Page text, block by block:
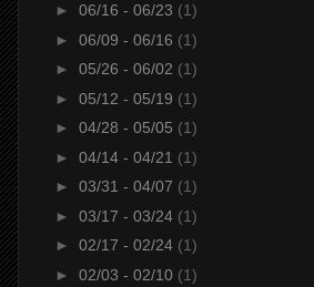
► 06/16 - 06/23 (1)
► 06/09 - 06/16 (1)
► 05/26 - 06/02 (1)
► 05/12 - 05/19 (1)
► 04/28 - 05/05 (1)
► 04/14 - 04/21 (1)
► 03/31 - 04/07 (1)
► 03/17 - 03/24 (1)
► 02/17 - 02/24 (1)
► 02/03 - 02/10 (1)